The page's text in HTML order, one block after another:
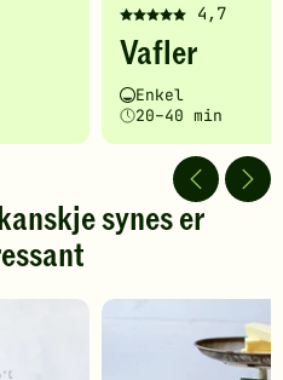
4,7
Denne
oppskriften
fått
5
av
stjerner.
Klikk
gi
vurdering.
Vafler
Vanskelighetsgrad
Enkel
Tilberedningstid
20–40 min
synes er